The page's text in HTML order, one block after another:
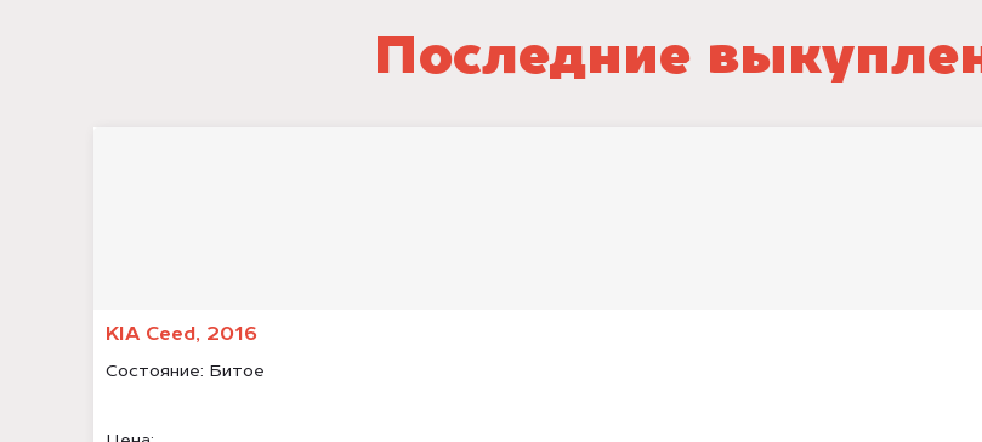
Последние
KIA Ceed, 2016
Состояние: Битое